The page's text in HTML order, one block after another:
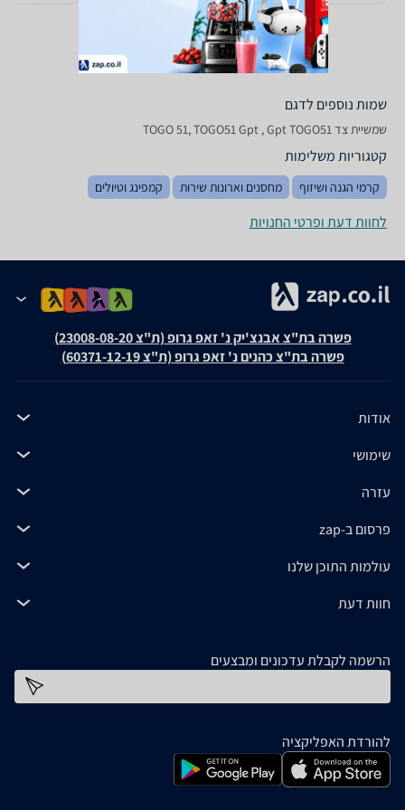
שמות נוספים לדגם
‏שמשיית צד TOGO 51, TOGO51 Gpt , Gpt TOGO51
קטגוריות משלימות
קרמי הגנה ושיזוף מחסנים וארונות שירות קמפינג וטיולים
לחוות דעת ופרטי החנויות
פשרה בת"צ אבנצ'יק נ' זאפ גרופ (ת"צ 23008-08-20)
פשרה בת"צ כהנים נ' זאפ גרופ (ת"צ 60371-12-19)
אודות
שימושי
עזרה
פרסום ב-zap
עולמות התוכן שלנו
חוות דעת
הרשמה לקבלת עדכונים ומבצעים
להורדת האפליקציה